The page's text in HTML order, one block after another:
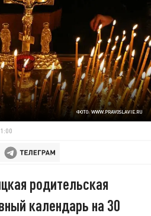
ФОТО: WWW.PRAVOSLAVIE.RU
родительская
календарь на 30